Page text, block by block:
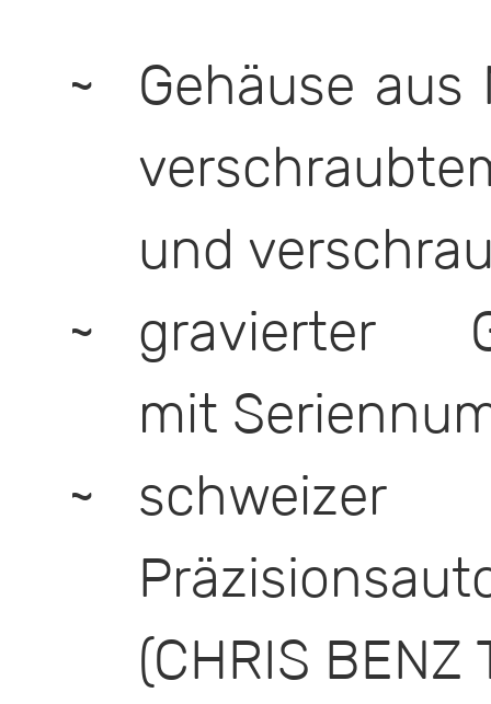
Gehäuse
und
gravierter
mit
schweizer
(CHRIS BENZ